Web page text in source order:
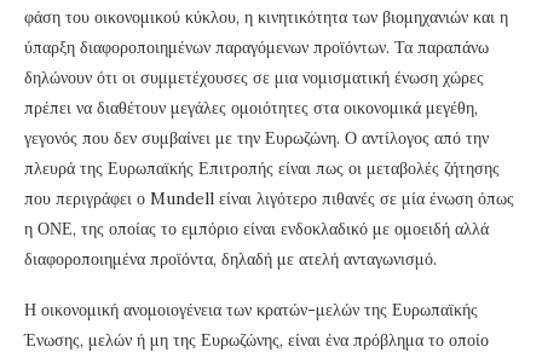
φάση του οικονομικού κύκλου, η κινητικότητα των βιομηχανιών και η
ύπαρξη διαφοροποιημένων παραγόμενων προϊόντων. Τα παραπάνω
δηλώνουν ότι οι συμμετέχουσες σε μια νομισματική ένωση χώρες
πρέπει να διαθέτουν μεγάλες ομοιότητες στα οικονομικά μεγέθη,
γεγονός που δεν συμβαίνει με την Ευρωζώνη. Ο αντίλογος από την
πλευρά της Ευρωπαϊκής Επιτροπής είναι πως οι μεταβολές ζήτησης
που περιγράφει ο Mundell είναι λιγότερο πιθανές σε μία ένωση όπως
η ΟΝΕ, της οποίας το εμπόριο είναι ενδοκλαδικό με ομοειδή αλλά
διαφοροποιημένα προϊόντα, δηλαδή με ατελή ανταγωνισμό.
Η οικονομική ανομοιογένεια των κρατών-μελών της Ευρωπαϊκής
Ένωσης, μελών ή μη της Ευρωζώνης, είναι ένα πρόβλημα το οποίο